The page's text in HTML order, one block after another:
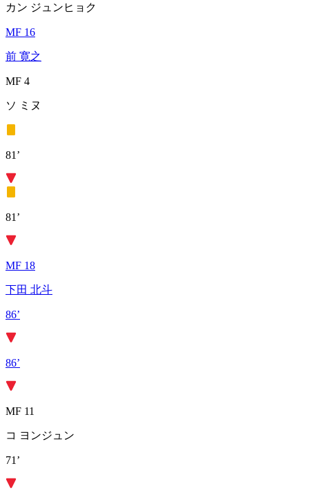
カン ジュンヒョク
MF 16
前 寛之
MF 4
ソ ミヌ
81’
81’
MF 18
下田 北斗
86’
86’
MF 11
コ ヨンジュン
71’